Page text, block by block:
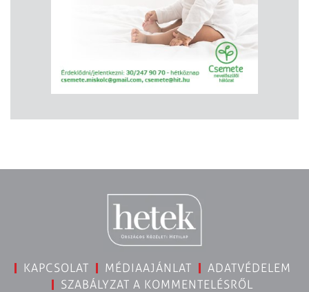
KAPCSOLAT MÉDIAAJÁNLAT
ADATVÉDELEM
SZABÁLYZAT A KOMMENTELÉSRŐL